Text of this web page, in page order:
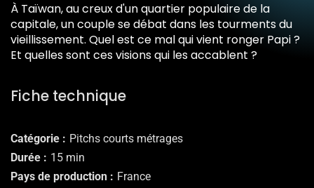
À Taïwan, au creux d'un quartier populaire de la
capitale, un couple se débat dans les tourments du
vieillissement. Quel est ce mal qui vient ronger Papi ?
Et quelles sont ces visions qui les accablent ?
Fiche technique
Catégorie
Pitchs courts métrages
Durée
15 min
Pays de production
France